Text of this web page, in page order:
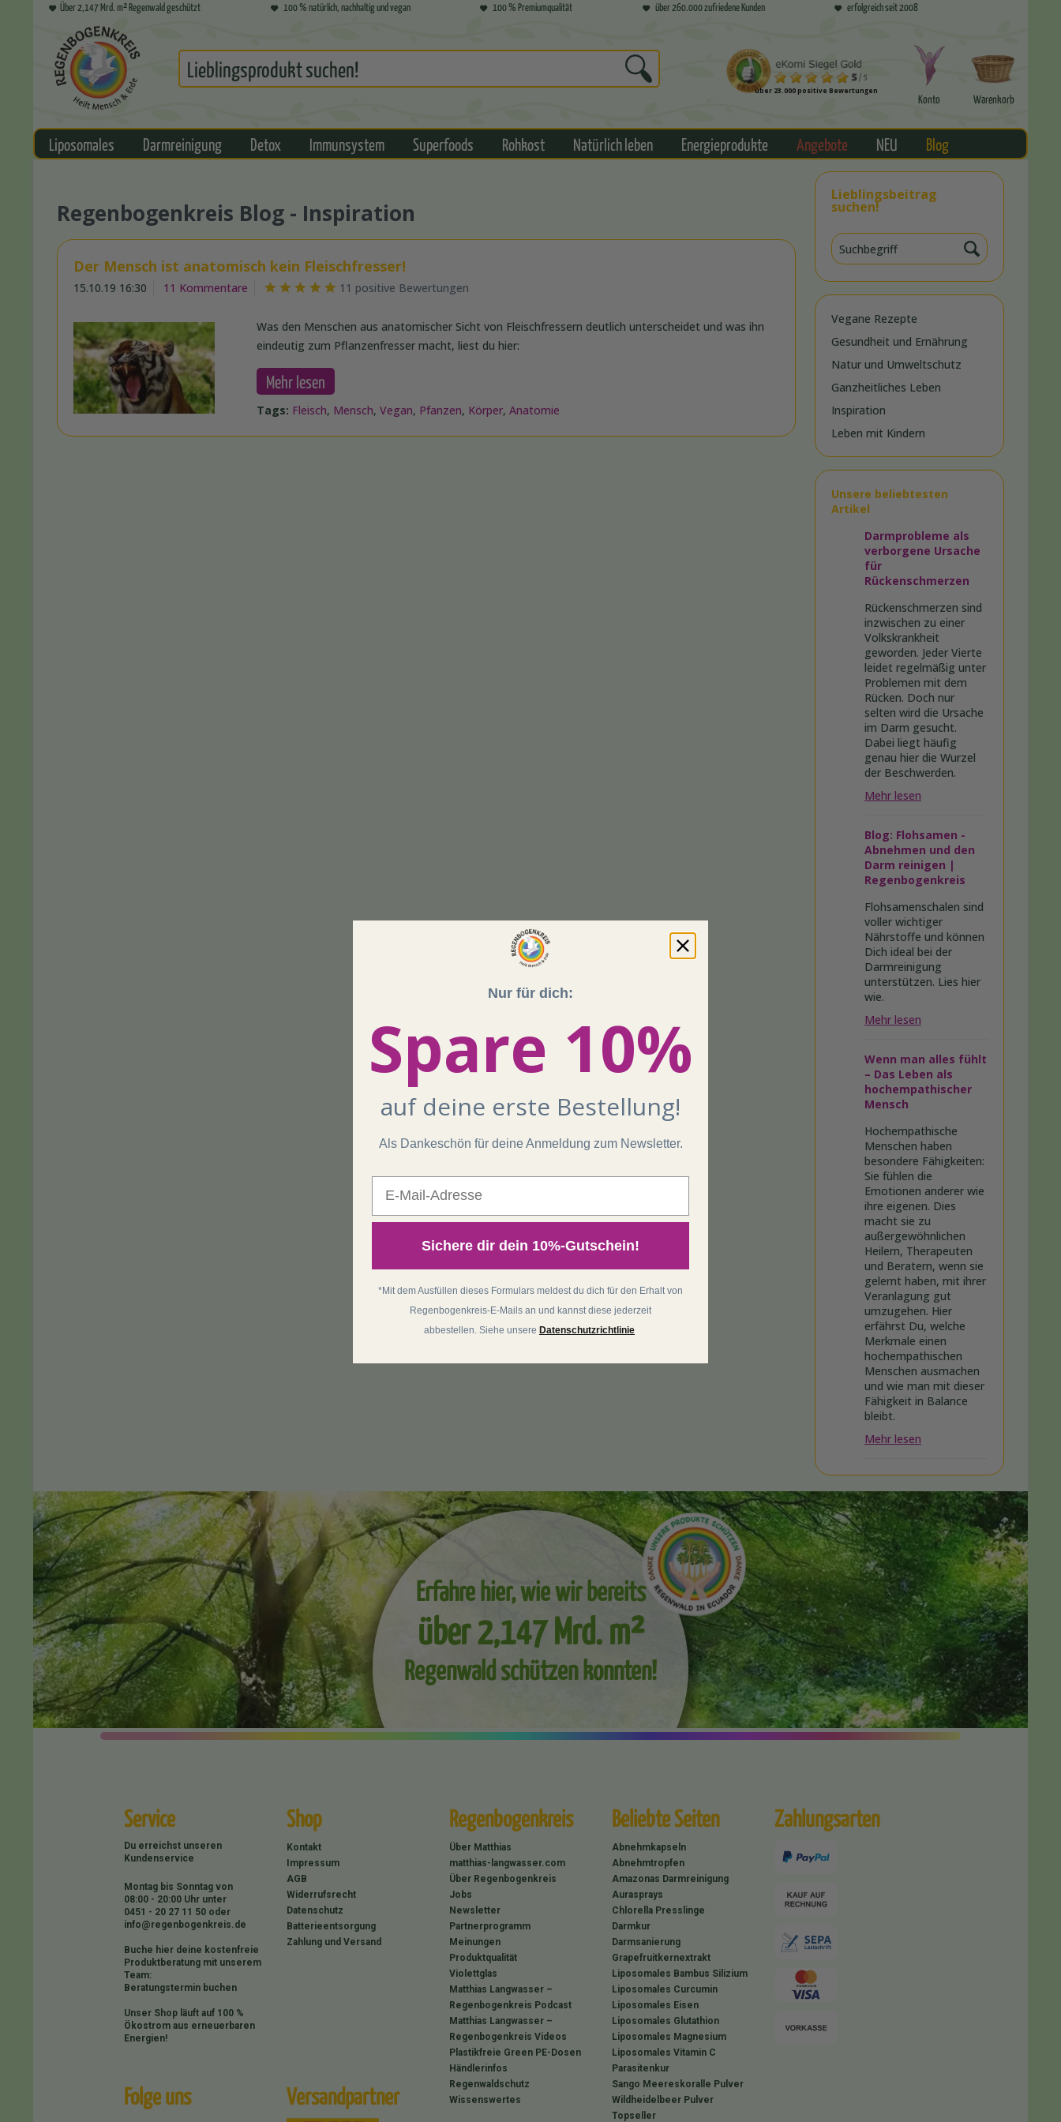
Über 2,147 Mrd. m² Regenwald geschützt 100 % natürlich, nachhaltig und vegan 100 % Premiumqualität über 260.000 zufriedene Kunden erfolgreich seit 2008
über 23.000 positive Bewertungen
Konto Warenkorb
Liposomales Darmreinigung Detox Immunsystem Superfoods Rohkost Natürlich leben Energieprodukte Angebote NEU Blog
Lieblingsbeitrag
suchen!
Vegane Rezepte
Gesundheit und Ernährung
Natur und Umweltschutz
Ganzheitliches Leben
Inspiration
Leben mit Kindern
Unsere beliebtesten
Artikel
Darmprobleme als
verborgene Ursache
für
Rückenschmerzen
Rückenschmerzen sind
inzwischen zu einer
Volkskrankheit
geworden. Jeder Vierte
leidet regelmäßig unter
Problemen mit dem
Rücken. Doch nur
selten wird die Ursache
im Darm gesucht.
Dabei liegt häufig
genau hier die Wurzel
der Beschwerden.
Mehr lesen
Blog: Flohsamen -
Abnehmen und den
Darm reinigen |
Regenbogenkreis
Flohsamenschalen sind
voller wichtiger
Nährstoffe und können
Dich ideal bei der
Darmreinigung
unterstützen. Lies hier
wie.
Mehr lesen
Wenn man alles fühlt
– Das Leben als
hochempathischer
Mensch
Hochempathische
Menschen haben
besondere Fähigkeiten:
Sie fühlen die
Emotionen anderer wie
ihre eigenen. Dies
macht sie zu
außergewöhnlichen
Heilern, Therapeuten
und Beratern, wenn sie
gelernt haben, mit ihrer
Veranlagung gut
umzugehen. Hier
erfährst Du, welche
Merkmale einen
hochempathischen
Menschen ausmachen
und wie man mit dieser
Fähigkeit in Balance
bleibt.
Mehr lesen
Regenbogenkreis Blog - Inspiration
Der Mensch ist anatomisch kein Fleischfresser!
15.10.19 16:30 11 Kommentare 11 positive Bewertungen
Was den Menschen aus anatomischer Sicht von Fleischfressern deutlich unterscheidet und was ihn
eindeutig zum Pflanzenfresser macht, liest du hier:
Mehr lesen
Tags: Fleisch, Mensch,Vegan, Pfanzen, Körper,Anatomie
Erfahre hier, wie wir bereits
über 2,147 Mrd. m²
Regenwald schützen konnten!
Service
Du erreichst unseren
Kundenservice
Montag bis Sonntag von
08:00 - 20:00 Uhr unter
0451 - 20 27 11 50 oder
info@regenbogenkreis.de
Buche hier deine kostenfreie
Produktberatung mit unserem
Team:
Beratungstermin buchen
Unser Shop läuft auf 100 %
Ökostrom aus erneuerbaren
Energien!
Shop
Kontakt
Impressum
AGB
Widerrufsrecht
Datenschutz
Batterieentsorgung
Zahlung und Versand
Regenbogenkreis
Über Matthias
matthias-langwasser.com
Über Regenbogenkreis
Jobs
Newsletter
Partnerprogramm
Meinungen
Produktqualität
Violettglas
Matthias Langwasser –
Regenbogenkreis Podcast
Matthias Langwasser –
Regenbogenkreis Videos
Plastikfreie Green PE-Dosen
Händlerinfos
Regenwaldschutz
Wissenswertes
Beliebte Seiten
Abnehmkapseln
Abnehmtropfen
Amazonas Darmreinigung
Aurasprays
Chlorella Presslinge
Darmkur
Darmsanierung
Grapefruitkernextrakt
Liposomales Bambus Silizium
Liposomales Curcumin
Liposomales Eisen
Liposomales Glutathion
Liposomales Magnesium
Liposomales Vitamin C
Parasitenkur
Sango Meereskoralle Pulver
Wildheidelbeer Pulver
Topseller
Zahlungsarten
Folge uns Versandpartner
Nur für dich:
Spare 10%
auf deine erste Bestellung!
Als Dankeschön für deine Anmeldung zum Newsletter.
Sichere dir dein 10%-Gutschein!
*Mit dem Ausfüllen dieses Formulars meldest du dich für den Erhalt von
Regenbogenkreis-E-Mails an und kannst diese jederzeit
abbestellen. Siehe unsere Datenschutzrichtlinie